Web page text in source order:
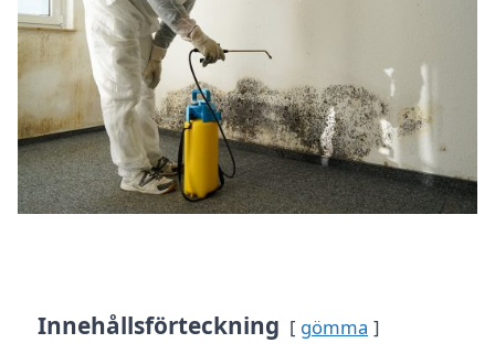
Innehållsförteckning gömma